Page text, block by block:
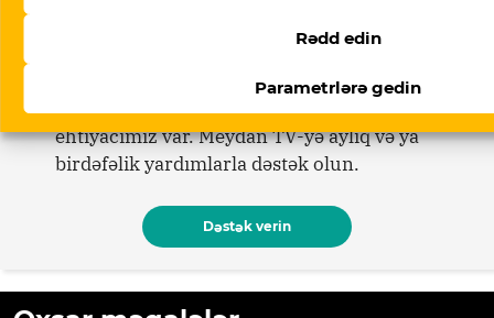
Rədd edin
Parametrlərə gedin
məkanındakı alternativ səsidir! İşimizin
davamlı olması üçün sizin də köməyinizə
ehtiyacımız var. Meydan TV-yə aylıq və ya
birdəfəlik yardımlarla dəstək olun.
Dəstək verin